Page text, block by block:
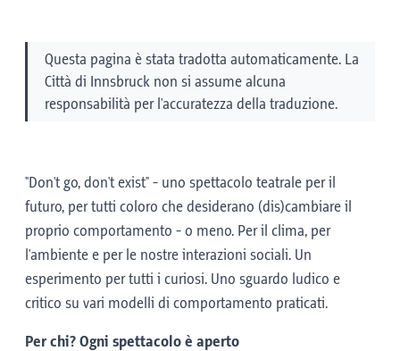
Questa pagina è stata tradotta automaticamente. La
Città di Innsbruck non si assume alcuna
responsabilità per l'accuratezza della traduzione.
"Don't go, don't exist" - uno spettacolo teatrale per il
futuro, per tutti coloro che desiderano (dis)cambiare il
proprio comportamento - o meno. Per il clima, per
l'ambiente e per le nostre interazioni sociali. Un
esperimento per tutti i curiosi. Uno sguardo ludico e
critico su vari modelli di comportamento praticati.
Per chi? Ogni spettacolo è aperto